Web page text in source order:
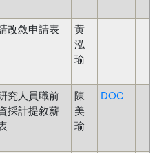
改敘申請表
黄
泓
瑜
究人員職前
採計提敘薪
陳
美
瑜
DOC